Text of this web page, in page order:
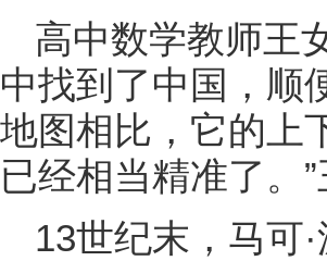
高中数学教师王
中找到了中国，顺
地图相比，它的上
已经相当精准了。
13世纪末，马可